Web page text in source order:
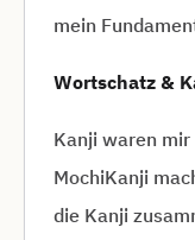
mein
Wortschatz &
Kanji waren
MochiKanji
die Kanji